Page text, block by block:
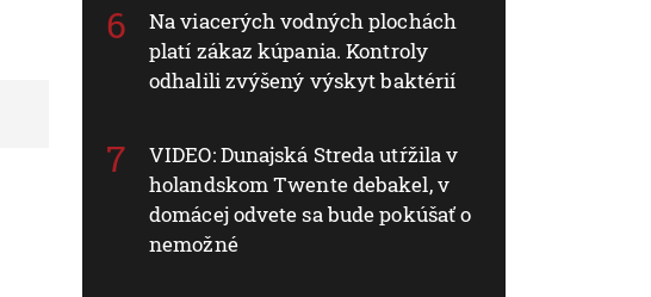
Na viacerých vodných plochách
platí zákaz kúpania. Kontroly
odhalili zvýšený výskyt baktérií
VIDEO: Dunajská Streda utŕžila v
holandskom Twente debakel, v
domácej odvete sa bude pokúšať o
nemožné